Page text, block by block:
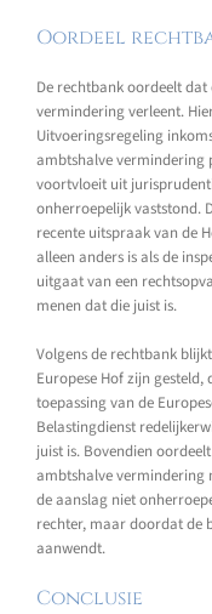
Oordeel
De rechtbank oordeelt
vermindering verleent.
Uitvoeringsregeling
ambtshalve vermindering
voortvloeit uit
onherroepelijk vaststond.
recente uitspraak van de
alleen anders is als de
uitgaat van een
menen dat die juist is.
Volgens de rechtbank
Europese Hof zijn
toepassing van de
Belastingdienst
juist is. Bovendien
ambtshalve vermindering
de aanslag niet
rechter, maar doordat de
aanwendt.
Conclusie